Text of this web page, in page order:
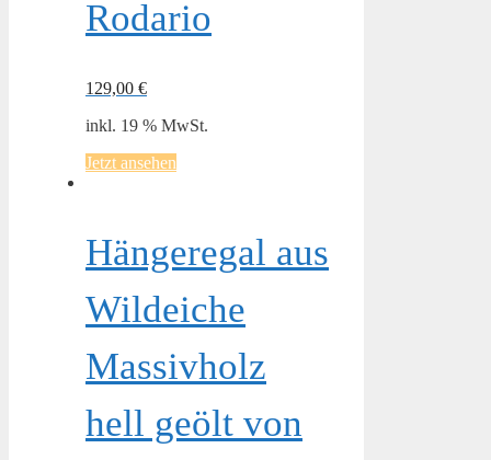
Rodario
129,00 €
inkl. 19 % MwSt.
Jetzt ansehen
Hängeregal aus
Wildeiche
Massivholz
hell geölt von